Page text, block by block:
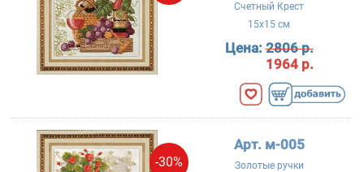
Счетный Крест
15x15 см
Цена:2806 р.
1964 р.
-30%
Арт. м-005
Золотые ручки